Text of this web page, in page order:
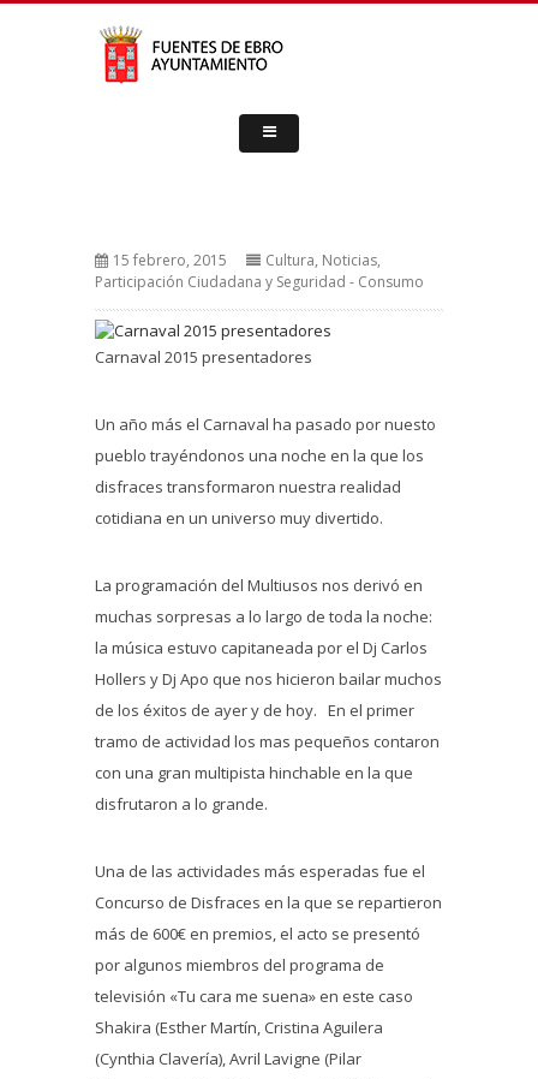
15 febrero, 2015 Cultura, Noticias,
Participación Ciudadana y Seguridad - Consumo
Carnaval 2015 presentadores
Un año más el Carnaval ha pasado por nuesto
pueblo trayéndonos una noche en la que los
disfraces transformaron nuestra realidad
cotidiana en un universo muy divertido.
La programación del Multiusos nos derivó en
muchas sorpresas a lo largo de toda la noche:
la música estuvo capitaneada por el Dj Carlos
Hollers y Dj Apo que nos hicieron bailar muchos
de los éxitos de ayer y de hoy. En el primer
tramo de actividad los mas pequeños contaron
con una gran multipista hinchable en la que
disfrutaron a lo grande.
Una de las actividades más esperadas fue el
Concurso de Disfraces en la que se repartieron
más de 600€ en premios, el acto se presentó
por algunos miembros del programa de
televisión «Tu cara me suena» en este caso
Shakira (Esther Martín, Cristina Aguilera
(Cynthia Clavería), Avril Lavigne (Pilar